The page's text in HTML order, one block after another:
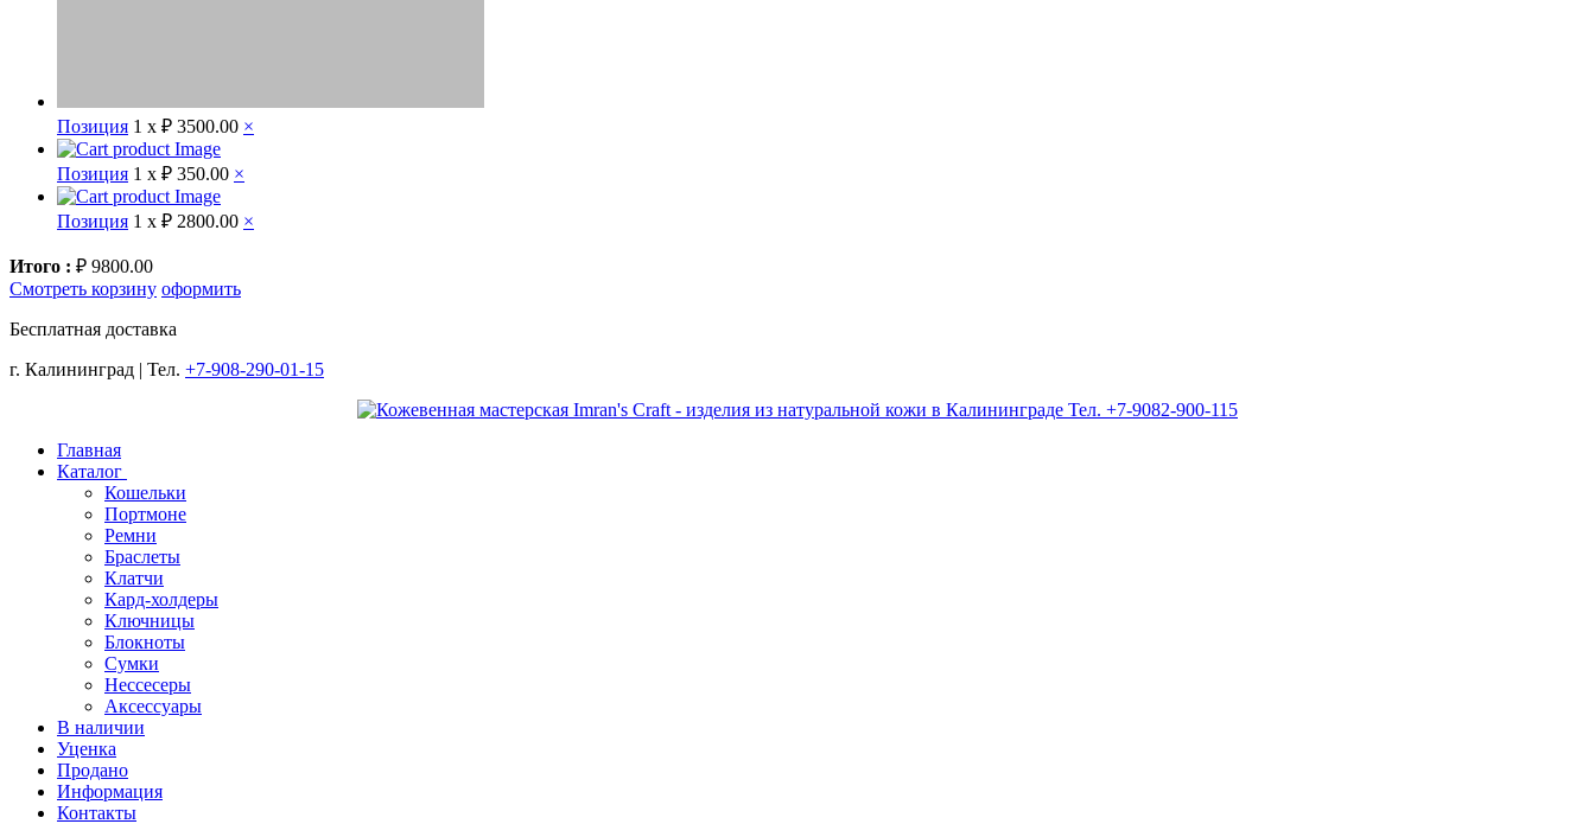
Позиция 1 x ₽ 3500.00 ×
Позиция 1 x ₽ 350.00 ×
Позиция 1 x ₽ 2800.00 ×
Итого : ₽ 9800.00
Смотреть корзину оформить
Бесплатная доставка
г. Калининград | Тел. +7-908-290-01-15
Главная
Каталог
Кошельки
Портмоне
Ремни
Браслеты
Клатчи
Кард-холдеры
Ключницы
Блокноты
Сумки
Нессесеры
Аксессуары
В наличии
Уценка
Продано
Информация
Контакты